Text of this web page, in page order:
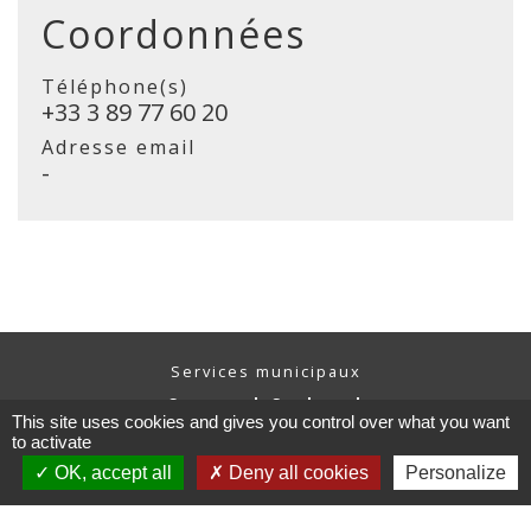
Coordonnées
Téléphone(s)
+33 3 89 77 60 20
Adresse email
-
Services municipaux
Commune de Sondernach
13 rue Principale
+33 3 89 77 60 20
This site uses cookies and gives you control over what you want
to activate
OK, accept all
Deny all cookies Personalize